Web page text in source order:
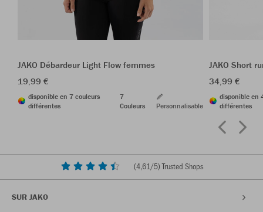
JAKO Débardeur Light Flow femmes
19,99 €
disponible en 7 couleurs
différentes
7
Couleurs
Personnalisable
JAKO Short
34,99 €
disponible en
différentes
(4,61/5) Trusted Shops
SUR JAKO